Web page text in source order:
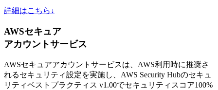
詳細はこちら↓
AWSセキュア
アカウントサービス
AWSセキュアアカウントサービスは、AWS利用時に推奨さ
れるセキュリティ設定を実施し、AWS Security Hubのセキュ
リティベストプラクティス v1.00でセキュリティスコア100%